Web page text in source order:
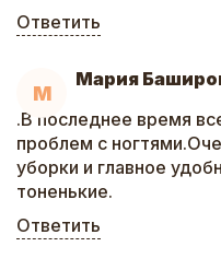
Ответить
М
Мария
.В последнее время
проблем с
уборки и главное
тоненькие.
Ответить